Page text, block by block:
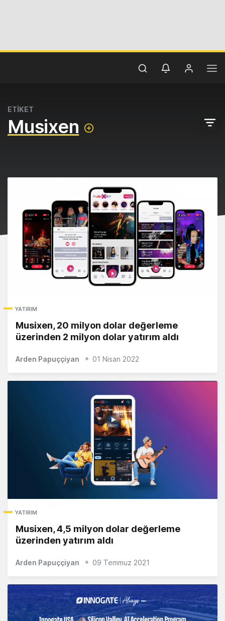
ETİKET
Musixen
YATIRIM
Musixen, 20 milyon dolar değerleme
üzerinden 2 milyon dolar yatırım aldı
Arden Papuççiyan 01 Nisan 2022
YATIRIM
Musixen, 4,5 milyon dolar değerleme
üzerinden yatırım aldı
Arden Papuççiyan 09 Temmuz 2021